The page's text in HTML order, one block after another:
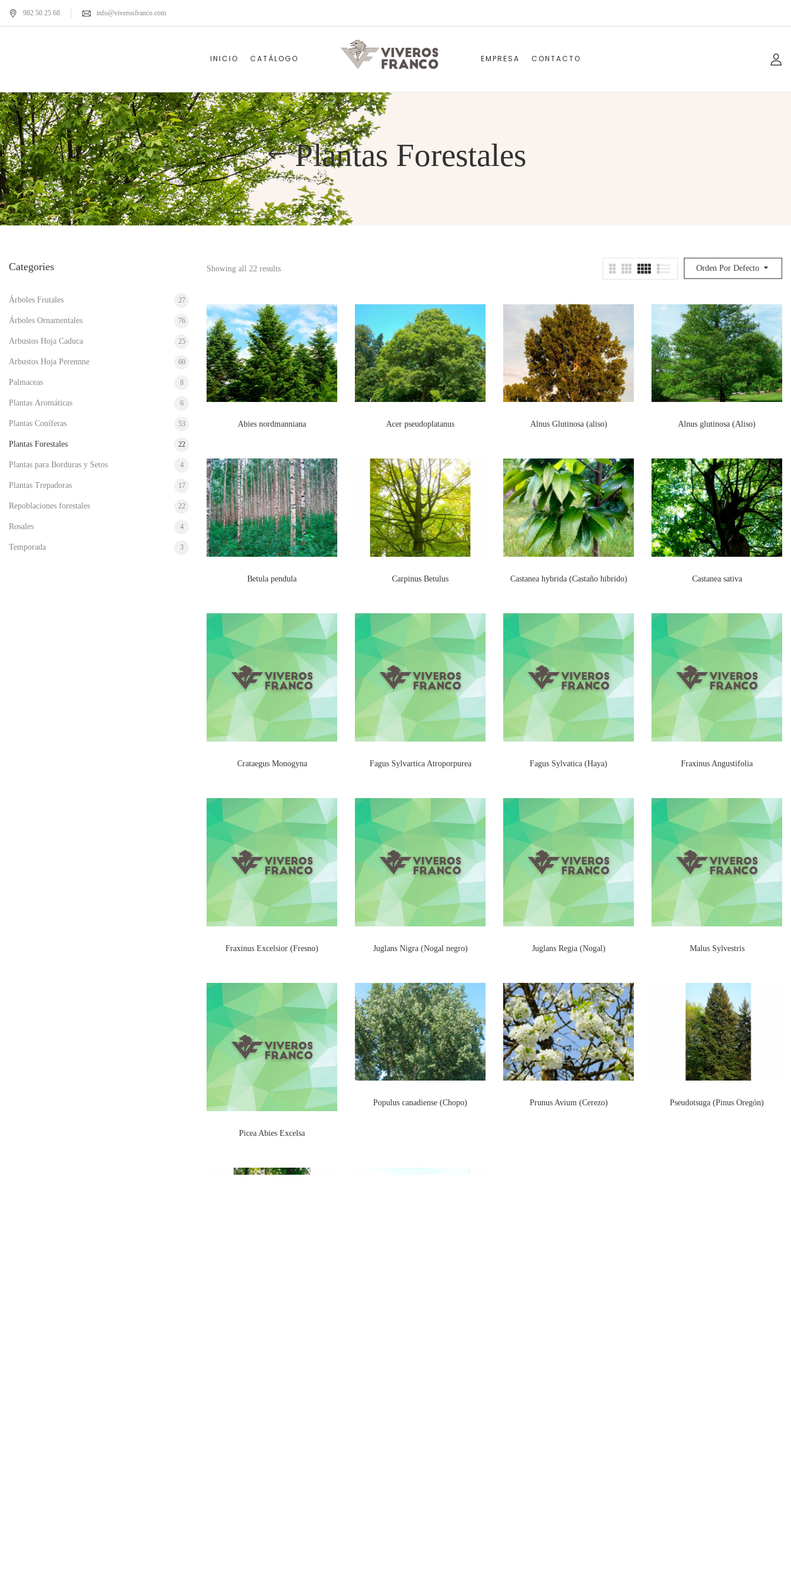
982 50 25 68 info@viverosfranco.com
INICIO CATÁLOGO EMPRESA CONTACTO
Plantas Forestales
Categories
Árboles Frutales 27
Árboles Ornamentales 76
Arbustos Hoja Caduca 25
Arbustos Hoja Perennne 60
Palmaceas 8
Plantas Aromáticas 6
Plantas Coníferas 53
Plantas Forestales 22
Plantas para Borduras y Setos 4
Plantas Trepadoras 17
Repoblaciones forestales 22
Rosales 4
Temporada 3
Orden Por Defecto
Showing all 22 results
Abies nordmanniana Acer pseudoplatanus Alnus Glutinosa (aliso) Alnus glutinosa (Aliso)
Betula pendula Carpinus Betulus Castanea hybrida (Castaño hibrido) Castanea sativa
Crataegus Monogyna Fagus Sylvartica Atroporpurea Fagus Sylvatica (Haya) Fraxinus Angustifolia
Fraxinus Excelsior (Fresno) Juglans Nigra (Nogal negro) Juglans Regia (Nogal) Malus Sylvestris
Picea Abies Excelsa
Populus canadiense (Chopo) Prunus Avium (Cerezo) Pseudotsuga (Pinus Oregón)